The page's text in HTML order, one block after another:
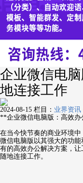
企业微信电
地连接工作
2024-08-15 栏目： 业界资讯
**企业微信电脑版：高效
在当今快节奏的商业环境
微信电脑版以其强大的功
有的高效办公解决方案，
随地连接工作。